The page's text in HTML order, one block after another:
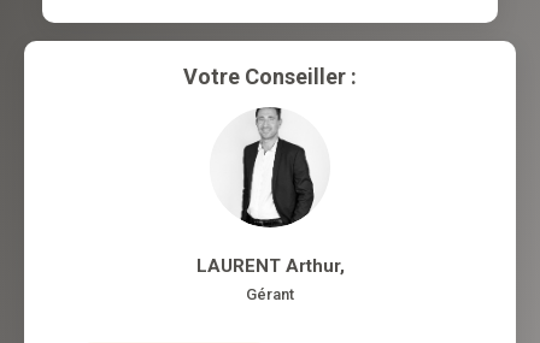
Votre Conseiller :
LAURENT Arthur,
Gérant